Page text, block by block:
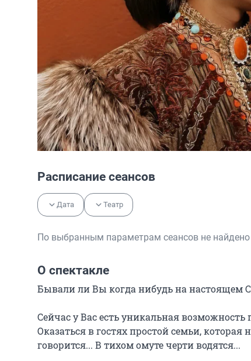
Расписание сеансов
Дата Театр
По выбранным параметрам сеансов не найдено
О спектакле
Бывали ли Вы когда нибудь на настоящем
Сейчас у Вас есть уникальная
Оказаться в гостях простой семьи,
говорится... В тихом омуте черти водятся...